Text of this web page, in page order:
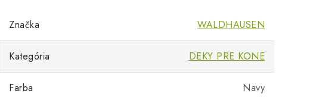
Značka WALDHAUSEN
Kategória DEKY PRE KONE
Farba Navy